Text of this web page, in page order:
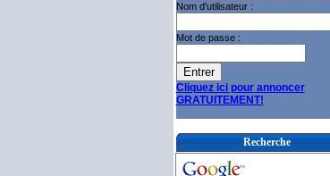
Nom d'utilisateur :
Mot de passe :
Cliquez ici pour annoncer
GRATUITEMENT!
Recherche